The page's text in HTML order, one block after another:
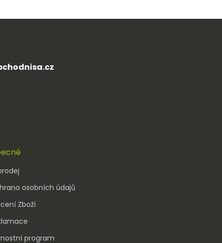
osobních údajů
Zboží
program